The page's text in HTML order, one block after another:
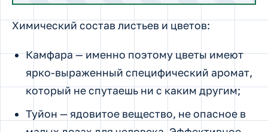
Химический состав листьев и цветов:
Камфара — именно поэтому цветы имеют
ярко-выраженный специфический аромат,
который не спутаешь ни с каким другим;
Туйон — ядовитое вещество, не опасное в